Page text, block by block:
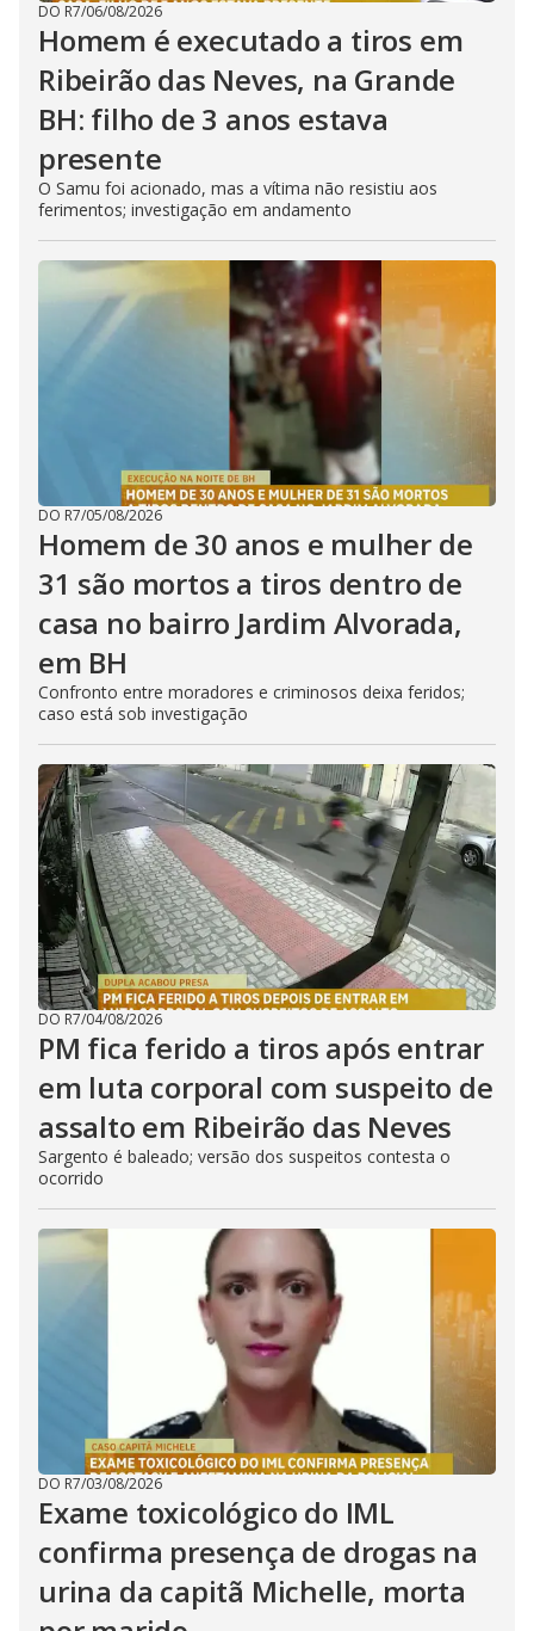
DO R7/06/08/2026
Homem é executado a tiros em
Ribeirão das Neves, na Grande
BH: filho de 3 anos estava
presente
O Samu foi acionado, mas a vítima não resistiu aos
ferimentos; investigação em andamento
DO R7/05/08/2026
Homem de 30 anos e mulher de
31 são mortos a tiros dentro de
casa no bairro Jardim Alvorada,
em BH
Confronto entre moradores e criminosos deixa feridos;
caso está sob investigação
DO R7/04/08/2026
PM fica ferido a tiros após entrar
em luta corporal com suspeito de
assalto em Ribeirão das Neves
Sargento é baleado; versão dos suspeitos contesta o
ocorrido
DO R7/03/08/2026
Exame toxicológico do IML
confirma presença de drogas na
urina da capitã Michelle, morta